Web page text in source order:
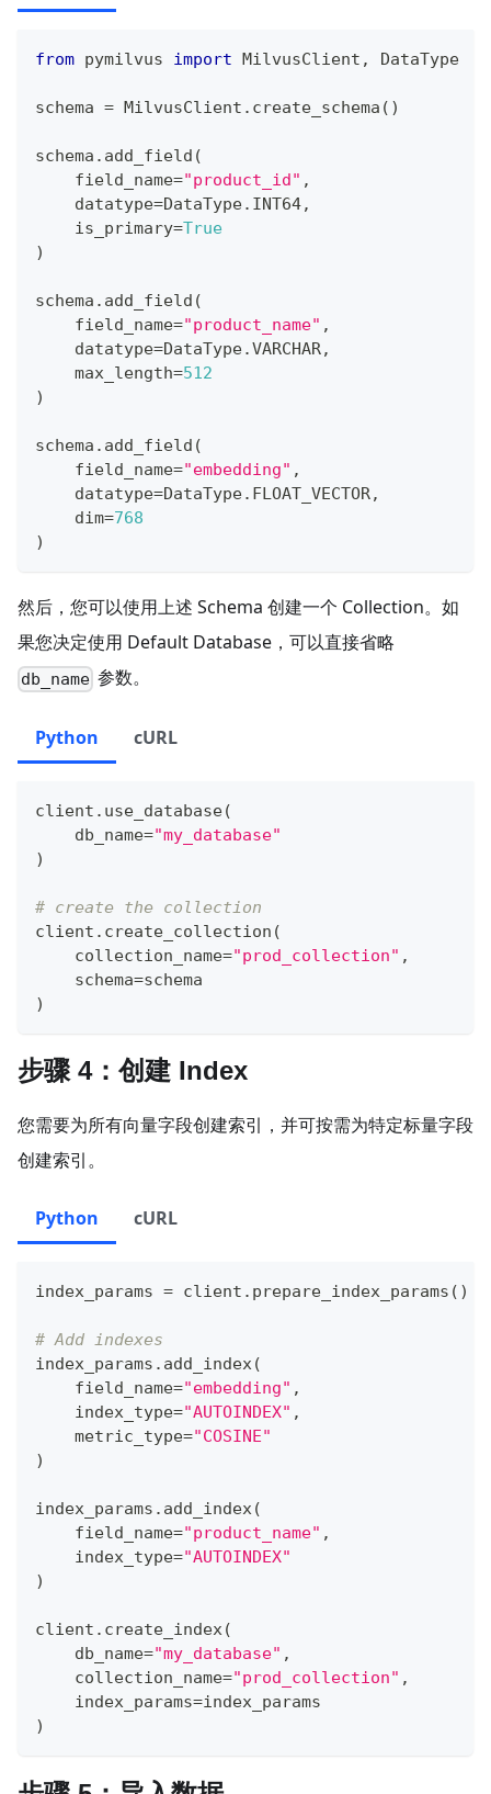
from pymilvus import MilvusClient , DataType
schema = MilvusClient . create_schema ( )
schema . add_field (
    field_name
="product_id" ,
    datatype
=DataType. INT64,
    is_primary
=True
)
schema . add_field (
    field_name
="product_name" ,
    datatype
=DataType.VARCHAR,
    max_length
=512
)
schema . add_field (
    field_name
="embedding" ,
    datatype
=DataType. FLOAT_VECTOR,
    dim
=768
)
然后，您可以使用上述 Schema 创建一个 Collection。如
果您决定使用 Default Database，可以直接省略
db_name 参数。
Python cURL
client . use_database(
    db_name
="my_database"
)
# create the collection
client . create_collection (
    collection_name
="prod_collection" ,
    schema
=schema
)
步骤 4：创建 Index
您需要为所有向量字段创建索引，并可按需为特定标量字段
创建索引。
Python cURL
index_params = client . prepare_index_params ( )
# Add indexes
index_params . add_index(
    field_name
="embedding" ,
    index_type
="AUTOINDEX" ,
    metric_type
="COSINE"
)
index_params . add_index(
    field_name
="product_name" ,
    index_type
="AUTOINDEX"
)
client . create_index(
    db_name
="my_database" ,
    collection_name
="prod_collection" ,
    index_params
=index_params
)